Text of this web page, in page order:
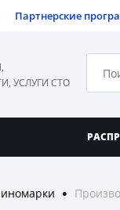
Партнерские
УСЛУГИ СТО
●